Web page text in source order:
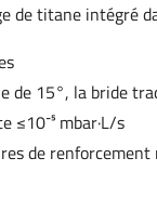
de titane intégré
de 15°, la bride
≤10⁻⁵ mbar·L/s
de